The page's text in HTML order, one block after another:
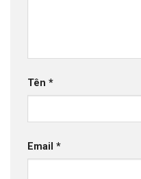
Tên *
Email *